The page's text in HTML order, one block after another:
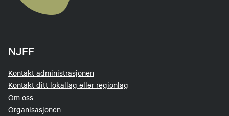
NJFF
Kontakt administrasjonen
Kontakt ditt lokallag eller regionlag
Om oss
Organisasjonen